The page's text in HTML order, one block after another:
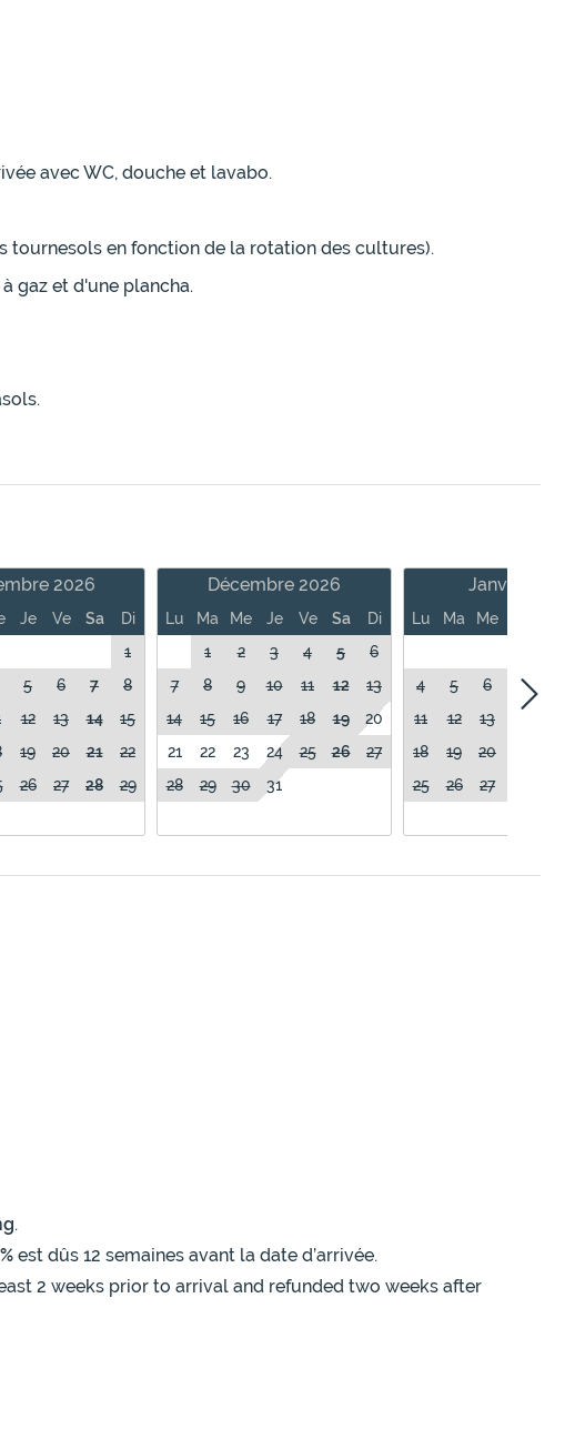
avec WC, douche et lavabo.
tournesols en fonction de la rotation des cultures).
gaz et d'une plancha.
2026
Je Ve Sa
Di
1
5 6 7
8
12 13 14
15
19 20 21
22
26 27 28
29
Décembre 2026
Lu Ma Me Je Ve Sa
Di
1
2 3 4 5
6
7
8 9 10 11 12
13
14
15 16 17 18 19
20
21
22 23 24 25 26
27
28
29 30 31
Janvier 2027
Lu Ma Me
4
5 6 7
11
12 13
18
19 20
25
26 27
.
est dûs 12 semaines avant la date d’arrivée.
2 weeks prior to arrival and refunded two weeks after